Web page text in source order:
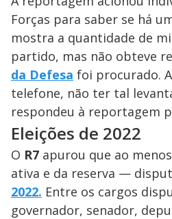
Forças para saber se há
mostra a quantidade de
partido, mas não obteve
da Defesa foi procurado.
telefone, não ter tal
respondeu à reportagem
Eleições de 2022
O R7 apurou que ao
ativa e da reserva —
2022. Entre os cargos
governador, senador,